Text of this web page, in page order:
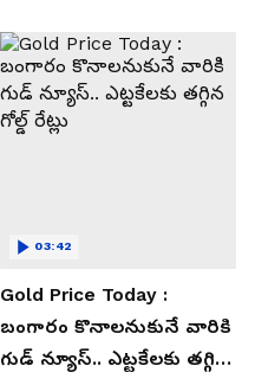
Gold Price Today :
బంగారం కొనాలనుకునే వారికి
గుడ్ న్యూస్.. ఎట్టకేలకు తగ్గిన
03:42